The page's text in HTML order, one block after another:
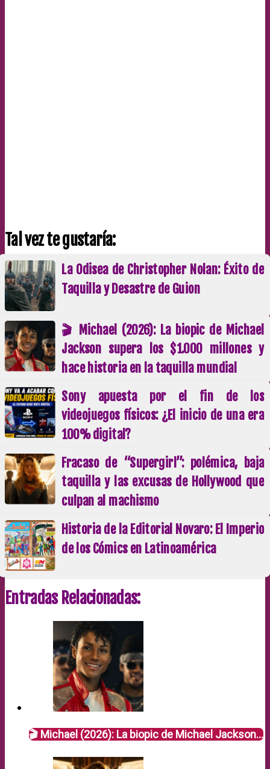
Tal vez te gustaría:
La Odisea de Christopher Nolan: Éxito de
Taquilla y Desastre de Guion
🎬 Michael (2026): La biopic de Michael
Jackson supera los $1.000 millones y
hace historia en la taquilla mundial
Sony apuesta por el fin de los
videojuegos físicos: ¿El inicio de una era
100% digital?
Fracaso de “Supergirl”: polémica, baja
taquilla y las excusas de Hollywood que
culpan al machismo
Historia de la Editorial Novaro: El Imperio
de los Cómics en Latinoamérica
Entradas Relacionadas:
🎬 Michael (2026): La biopic de Michael Jackson…